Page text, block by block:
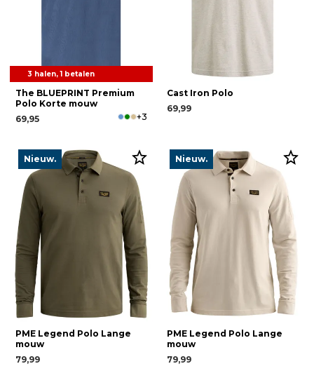
3 halen, 1 betalen
The BLUEPRINT Premium
Polo Korte mouw
69,95
+3
Cast Iron Polo
69,99
Nieuw.
PME Legend Polo Lange
mouw
79,99
Nieuw.
PME Legend Polo Lange
mouw
79,99